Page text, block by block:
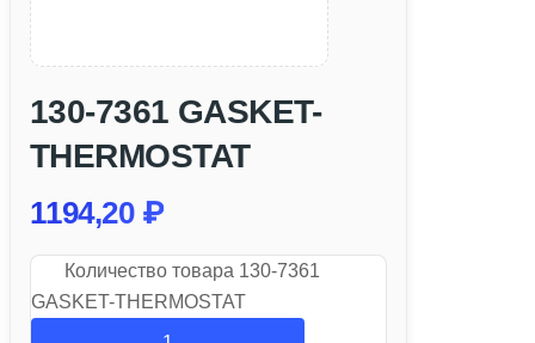
130-7361 GASKET-
THERMOSTAT
1194,20 ₽
Количество товара 130-7361
GASKET-THERMOSTAT